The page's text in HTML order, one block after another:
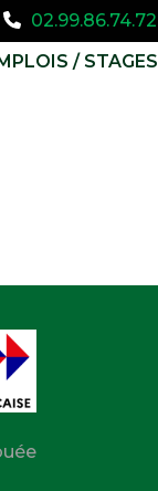
02.99.86.74.72
/ STAGES